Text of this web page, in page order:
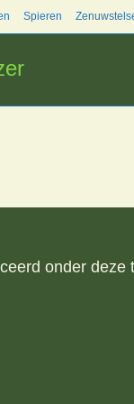
Spieren
onder deze